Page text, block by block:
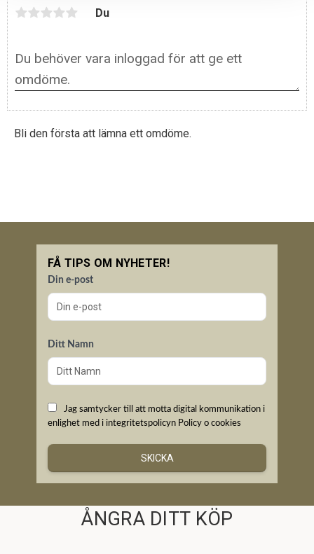
Du
Bli den första att lämna ett omdöme.
FÅ TIPS OM NYHETER!
Din e-post
Ditt Namn
Jag samtycker till att motta digital kommunikation i
enlighet med i integritetspolicyn Policy o cookies
SKICKA
ÅNGRA DITT KÖP